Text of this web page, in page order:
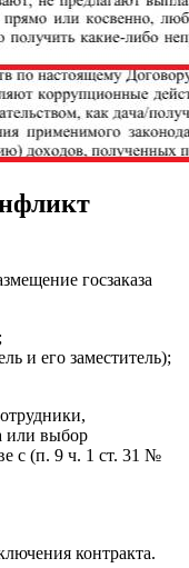
госзаказа
и его заместитель);
или выбор
с (п. 9 ч. 1 ст. 31 №
контракта.